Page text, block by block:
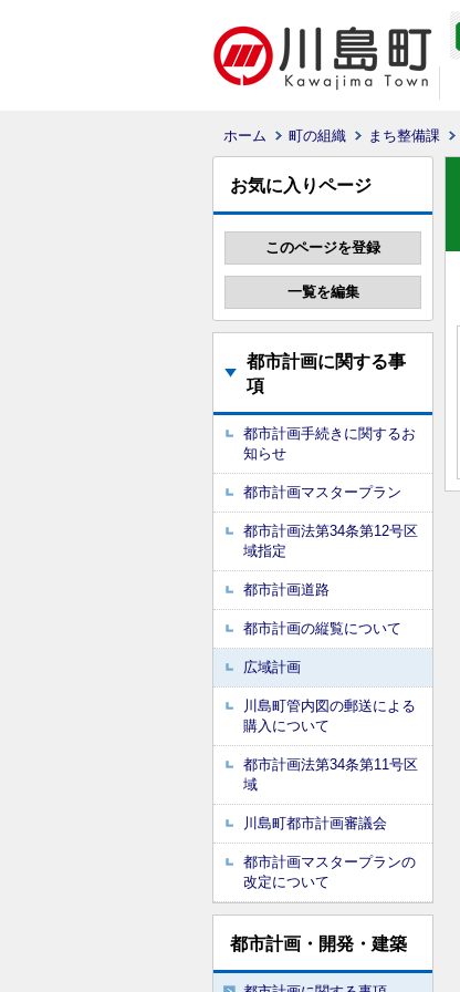
ホーム 町の組織 まち整備課
お気に入りページ
都市計画に関する事
項
都市計画手続きに関するお
知らせ
都市計画マスタープラン
都市計画法第34条第12号区
域指定
都市計画道路
都市計画の縦覧について
広域計画
川島町管内図の郵送による
購入について
都市計画法第34条第11号区
域
川島町都市計画審議会
都市計画マスタープランの
改定について
都市計画・開発・建築